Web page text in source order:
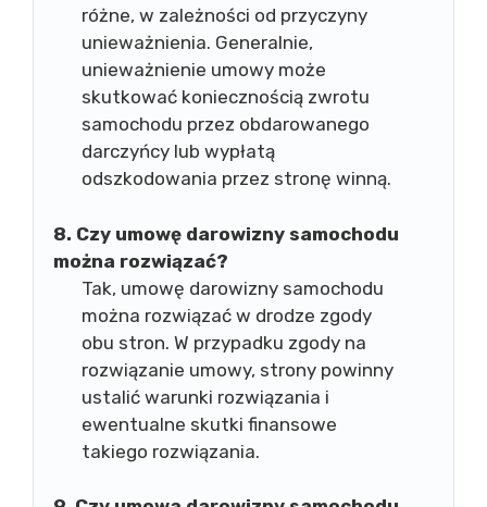
różne, w zależności od przyczyny
unieważnienia. Generalnie,
unieważnienie umowy może
skutkować koniecznością zwrotu
samochodu przez obdarowanego
darczyńcy lub wypłatą
odszkodowania przez stronę winną.
8. Czy umowę darowizny samochodu
można rozwiązać?
Tak, umowę darowizny samochodu
można rozwiązać w drodze zgody
obu stron. W przypadku zgody na
rozwiązanie umowy, strony powinny
ustalić warunki rozwiązania i
ewentualne skutki finansowe
takiego rozwiązania.